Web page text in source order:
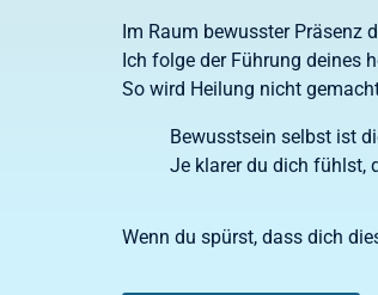
Im Raum bewusster Präsenz
Ich folge der Führung deines
So wird Heilung nicht
Bewusstsein selbst ist
Je klarer du dich fühlst,
Wenn du spürst, dass dich